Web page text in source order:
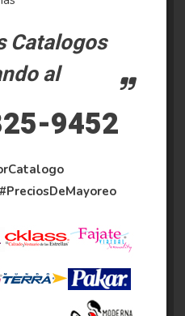
Catalogos
al
9452
#PreciosDeMayoreo